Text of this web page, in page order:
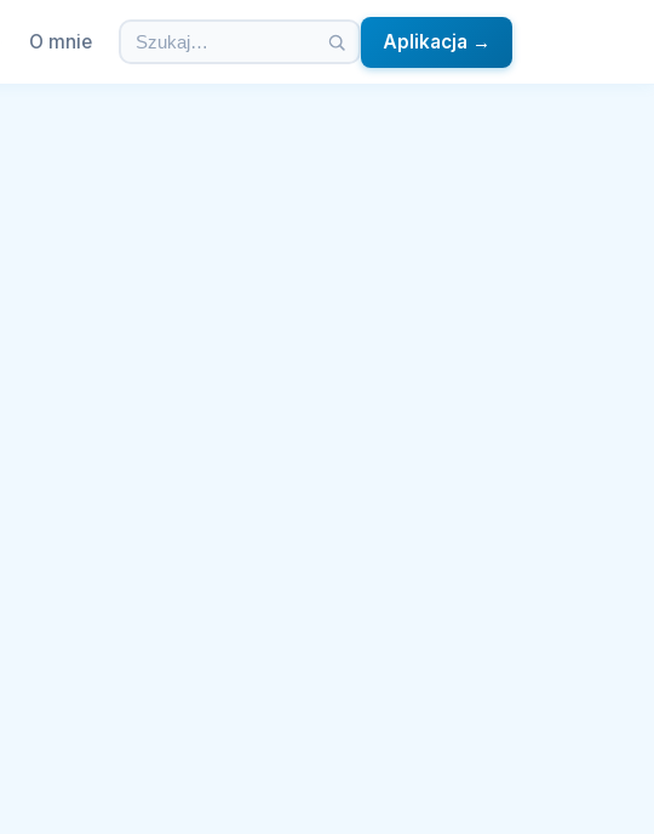
O mnie Aplikacja →